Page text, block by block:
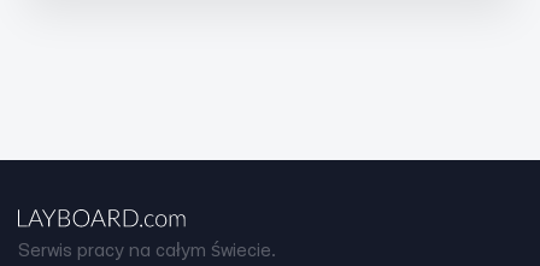
Serwis pracy na całym świecie.